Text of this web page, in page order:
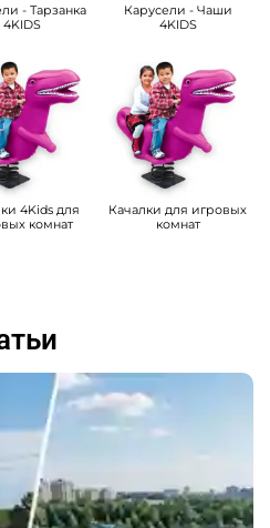
- Тарзанка
4KIDS
Карусели - Чаши
4KIDS
4Kids для
комнат
Качалки для игровых
комнат